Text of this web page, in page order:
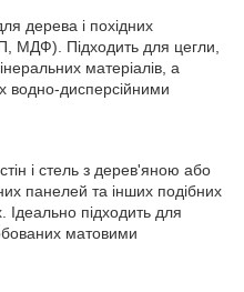
дерева і похідних
МДФ). Підходить для цегли,
матеріалів, а
водно-дисперсійними
і стель з дерев'яною або
панелей та інших подібних
підходить для
матовими